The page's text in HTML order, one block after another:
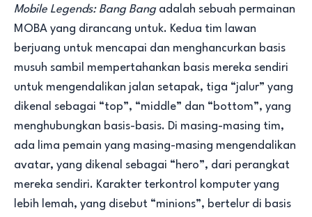
Mobile Legends: Bang Bang adalah sebuah permainan
MOBA yang dirancang untuk. Kedua tim lawan
berjuang untuk mencapai dan menghancurkan basis
musuh sambil mempertahankan basis mereka sendiri
untuk mengendalikan jalan setapak, tiga “jalur” yang
dikenal sebagai “top”, “middle” dan “bottom”, yang
menghubungkan basis-basis. Di masing-masing tim,
ada lima pemain yang masing-masing mengendalikan
avatar, yang dikenal sebagai “hero”, dari perangkat
mereka sendiri. Karakter terkontrol komputer yang
lebih lemah, yang disebut “minions”, bertelur di basis